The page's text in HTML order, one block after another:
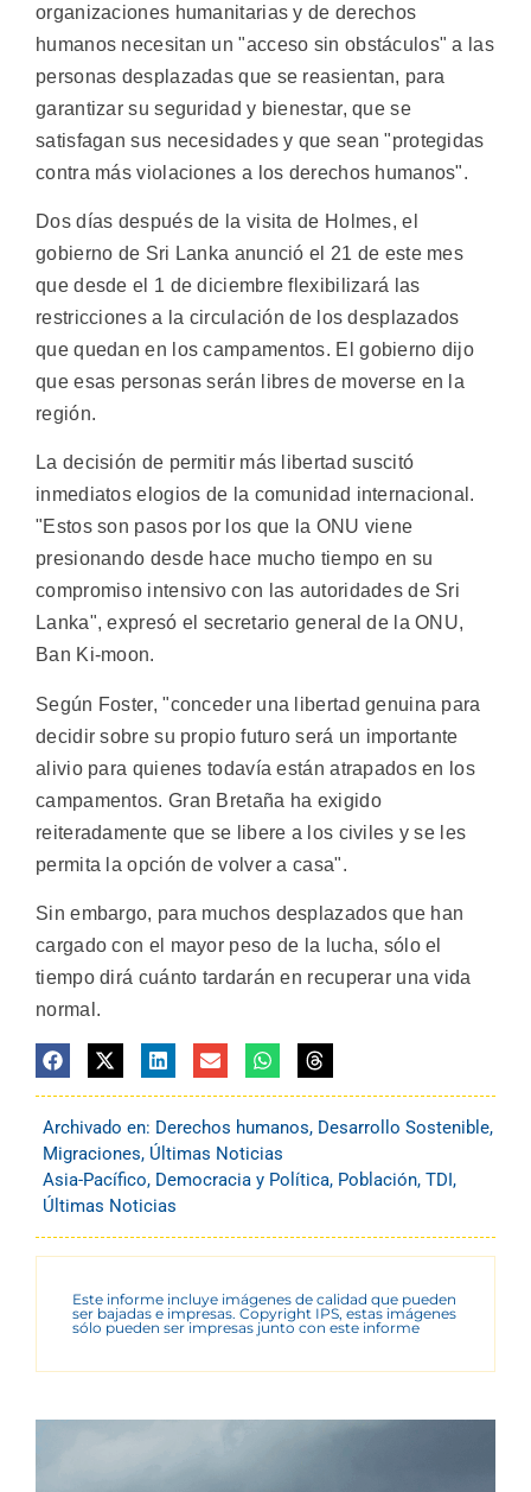
organizaciones humanitarias y de derechos
humanos necesitan un "acceso sin obstáculos" a las
personas desplazadas que se reasientan, para
garantizar su seguridad y bienestar, que se
satisfagan sus necesidades y que sean "protegidas
contra más violaciones a los derechos humanos".
Dos días después de la visita de Holmes, el
gobierno de Sri Lanka anunció el 21 de este mes
que desde el 1 de diciembre flexibilizará las
restricciones a la circulación de los desplazados
que quedan en los campamentos. El gobierno dijo
que esas personas serán libres de moverse en la
región.
La decisión de permitir más libertad suscitó
inmediatos elogios de la comunidad internacional.
"Estos son pasos por los que la ONU viene
presionando desde hace mucho tiempo en su
compromiso intensivo con las autoridades de Sri
Lanka", expresó el secretario general de la ONU,
Ban Ki-moon.
Según Foster, "conceder una libertad genuina para
decidir sobre su propio futuro será un importante
alivio para quienes todavía están atrapados en los
campamentos. Gran Bretaña ha exigido
reiteradamente que se libere a los civiles y se les
permita la opción de volver a casa".
Sin embargo, para muchos desplazados que han
cargado con el mayor peso de la lucha, sólo el
tiempo dirá cuánto tardarán en recuperar una vida
normal.
Archivado en: Derechos humanos, Desarrollo Sostenible,
Migraciones, Últimas Noticias
Asia-Pacífico, Democracia y Política, Población, TDI,
Últimas Noticias
Este informe incluye imágenes de calidad que pueden
ser bajadas e impresas. Copyright IPS, estas imágenes
sólo pueden ser impresas junto con este informe